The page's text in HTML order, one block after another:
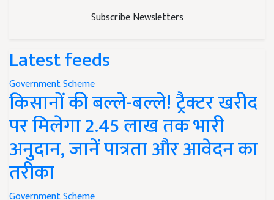
Subscribe Newsletters
Latest feeds
Government Scheme
किसानों की बल्ले-बल्ले! ट्रैक्टर खरीद
पर मिलेगा 2.45 लाख तक भारी
अनुदान, जानें पात्रता और आवेदन का
तरीका
Government Scheme